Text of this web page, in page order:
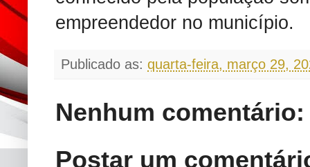
empreendedor no município.
Publicado as: quarta-feira, março 29,
Nenhum comentário:
Postar um